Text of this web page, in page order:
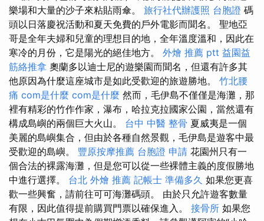
樂場和大量的沙子來粘貼雨傘。 旅行社代辦護照 台胞證 碼
頭以日落慶祝活動和夏天免費的戶外電影而聞名。 聖地亞
哥是全年夫婦和兒童的理想目的地，全年溫度溫和，因此在
寒冷的月份，它是陽光的絕佳地方。 外燴 推薦 ptt 益園益
筋絡推拿 奧蘭多以迪士尼的遊樂園而聞名，但還有許多其
他原因為什麼這座城市是如此受歡迎的旅遊勝地。 竹北腰
痛 com是什麼 com是什麼 然而，毛伊島不僅僅是海灘，那
裡有精彩的竹作作家，瀑布，哈拉克拉國家公園，當然還有
構成島嶼的兩個巨大火山。 台中 中醫 整骨 夏威夷是一個
美麗的島嶼集合，但由於各種自然景觀，毛伊島是遊客中最
受歡迎的島嶼。 豐原按摩推薦 台胞證 申請 花園州只有一
個合法的裸露海灘，但是您可以從一些裸體主義的度假勝地
中進行選擇。 台北 外燴 推薦 記帳士 準備多久 如果您更喜
歡一些興奮，請前往可可海灘碼頭。 由於只允許遊客數量
有限，因此值得提前購買門票以確保進入。 接骨所 如果您